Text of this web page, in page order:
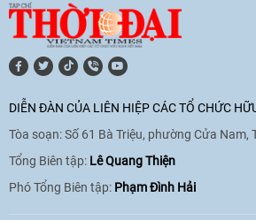
DIỄN ĐÀN CỦA LIÊN HIỆP CÁC TỔ CHỨC
Tòa soạn: Số 61 Bà Triệu, phường Cửa Nam,
Tổng Biên tập: Lê Quang Thiện
Phó Tổng Biên tập: Phạm Đình Hải